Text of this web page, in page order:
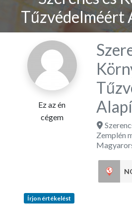
Tűzvédelméért
Ez az én
cégem
Zemplén
Írjon értékelést